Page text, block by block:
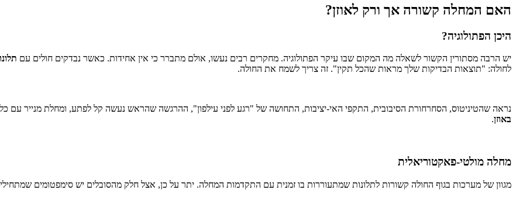
האם המחלה קשורה אך ורק לאוזן?
היכן הפתולוגיה?
יש הרבה מסתורין הקשור לשאלה מה המקום שבו עיקר הפתולוגיה. מחקרים רבים נעשו, אולם מתברר כי אין אחידות. כאשר נבדקים חולים עם
לחולה: "תוצאות הבדיקות שלך מראות שהכל תקין". זה צריך לשמח את החולה.
נראה שהטיניטוס, הסחרחורת הסיבובית, התקפי האי-יציבות, התחושה של "רגע לפני עילפון", ההרגשה שהראש נעשה קל לפתע, ומחלת מנייר עם
באוזן.
מחלה מולטי-פאקטוריאלית
מגוון של מערכות בגוף החולה קשורות לתלונות שמתעוררות בו זמנית עם התקדמות המחלה. יתר על כן, אצל חלק מהסובלים יש סימפטומים